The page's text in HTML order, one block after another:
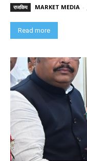
राजकिय MARKET MEDIA -
Read more